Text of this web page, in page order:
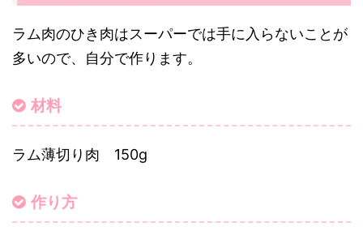
ラム肉のひき肉はスーパーでは手に入らないことが
多いので、自分で作ります。
材料
ラム薄切り肉 150g
作り方